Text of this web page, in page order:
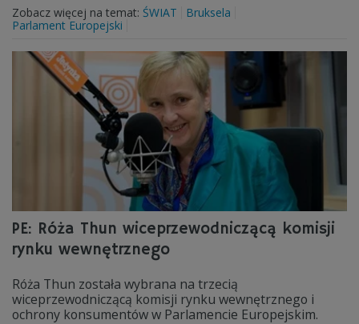
Zobacz więcej na temat: ŚWIAT
Bruksela
Parlament Europejski
PE: Róża Thun wiceprzewodniczącą komisji
rynku wewnętrznego
Róża Thun została wybrana na trzecią
wiceprzewodniczącą komisji rynku wewnętrznego i
ochrony konsumentów w Parlamencie Europejskim.